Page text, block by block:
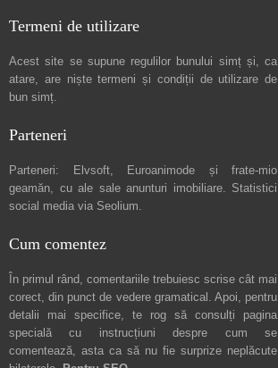
Termeni de utilizare
Acest site se supune regulilor bunului simț și, ca
atare, are niștetermeni și condiții de utilizare de
bun simț.
Parteneri
Parteneri: Elvsoft, Euroanimode și frate-mio
geamăn, cu ale sale anunturi imobiliare. Statistici
social media via Seolium.
Cum comentez
În primul rând, comentariile trebuiesc scrise cât mai
corect, din punct de vedere gramatical. Apoi, pentru
detalii mai specifice, te rog să consulți pagina
specială cu instrucțiuni despre cum se
comentează, asta ca să nu fie surprize neplăcute